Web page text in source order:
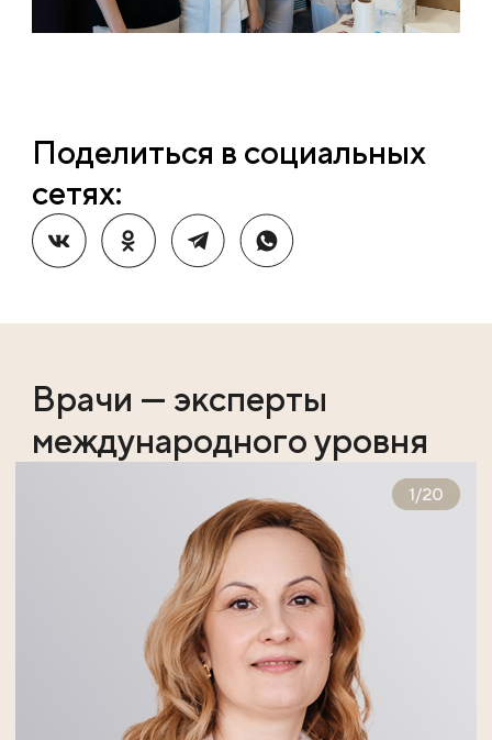
Поделиться в социальных
сетях:
Врачи — эксперты
международного уровня
1/20